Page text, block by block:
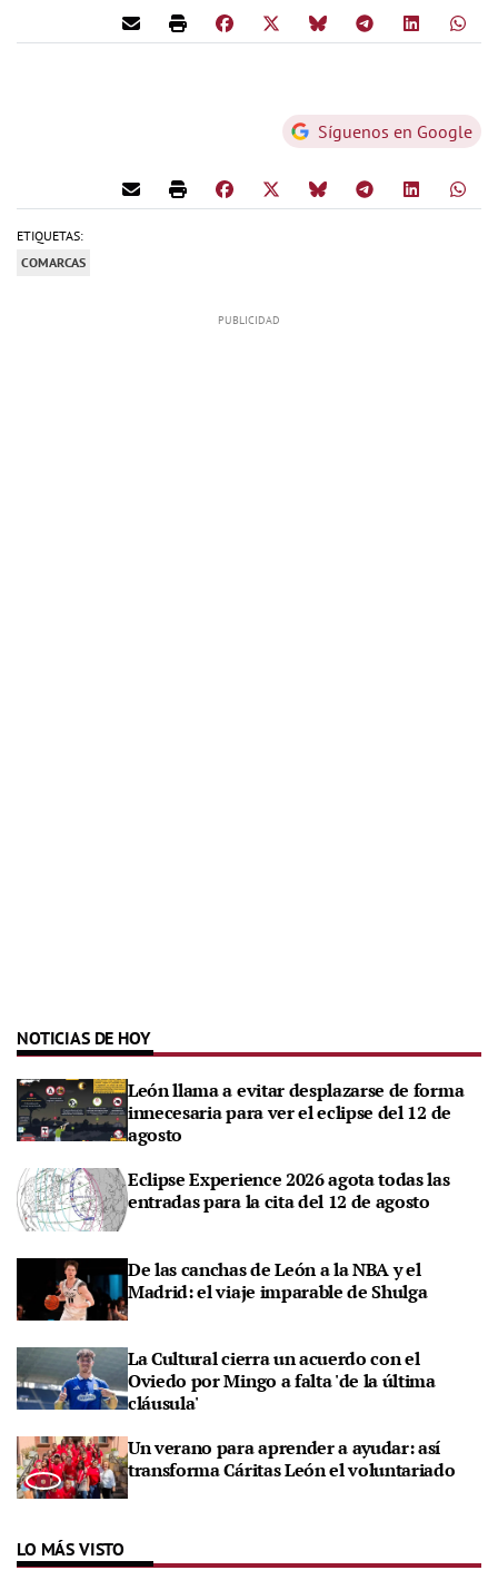
Síguenos en Google
ETIQUETAS:
COMARCAS
NOTICIAS DE HOY
León llama a evitar desplazarse de forma
innecesaria para ver el eclipse del 12 de
agosto
Eclipse Experience 2026 agota todas las
entradas para la cita del 12 de agosto
De las canchas de León a la NBA y el
Madrid: el viaje imparable de Shulga
La Cultural cierra un acuerdo con el
Oviedo por Mingo a falta 'de la última
cláusula'
Un verano para aprender a ayudar: así
transforma Cáritas León el voluntariado
LO MÁS VISTO